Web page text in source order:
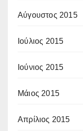
Αύγουστος 2015
Ιούλιος 2015
Ιούνιος 2015
Μάιος 2015
Απρίλιος 2015